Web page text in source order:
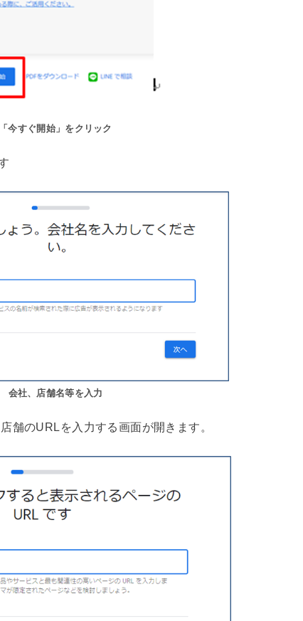
「今すぐ開始」をクリック
会社、店舗名等を入力
舗のURLを入力する画面が開きます。